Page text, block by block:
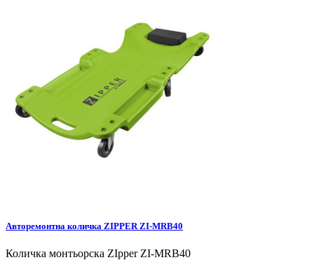
Авторемонтна количка ZIPPER ZI-MRB40
Количка монтьорска ZIpper ZI-MRB40